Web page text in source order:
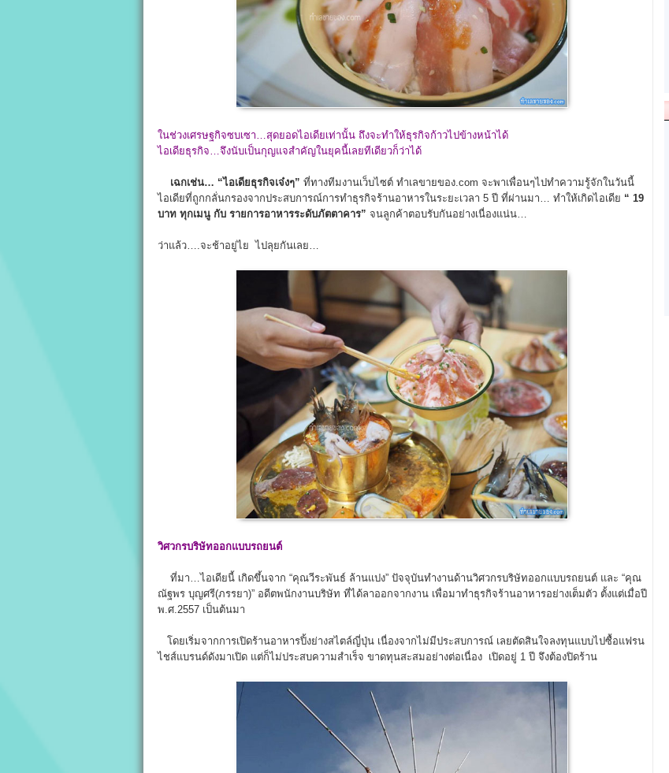
ในช่วงเศรษฐกิจซบเซา…สุดยอดไอเดียเท่านั้น ถึงจะทำให้ธุรกิจก้าวไปข้างหน้าได้
ไอเดียธุรกิจ…จึงนับเป็นกุญแจสำคัญในยุคนี้เลยทีเดียวก็ว่าได้
เฉกเช่น… “ไอเดียธุรกิจเจ๋งๆ” ที่ทางทีมงานเว็บไซต์ ทำเลขายของ.com จะพาเพื่อนๆไปทำความรู้จักในวันนี้
ไอเดียที่ถูกกลั่นกรองจากประสบการณ์การทำธุรกิจร้านอาหารในระยะเวลา 5 ปี ที่ผ่านมา… ทำให้เกิดไอเดีย “ 19
บาท ทุกเมนู กับ รายการอาหารระดับภัตตาคาร” จนลูกค้าตอบรับกันอย่างเนื่องแน่น…
ว่าแล้ว….จะช้าอยู่ไย ไปลุยกันเลย…
วิศวกรบริษัทออกแบบรถยนต์
ที่มา…ไอเดียนี้ เกิดขึ้นจาก “คุณวีระพันธ์ ล้านแปง” ปัจจุบันทำงานด้านวิศวกรบริษัทออกแบบรถยนต์ และ “คุณ
ณัฐพร บุญศรี(ภรรยา)” อดีตพนักงานบริษัท ที่ได้ลาออกจากงาน เพื่อมาทำธุรกิจร้านอาหารอย่างเต็มตัว ตั้งแต่เมื่อปี
พ.ศ.2557 เป็นต้นมา
โดยเริ่มจากการเปิดร้านอาหารปิ้งย่างสไตล์ญี่ปุ่น เนื่องจากไม่มีประสบการณ์ เลยตัดสินใจลงทุนแบบไปซื้อแฟรน
ไชส์แบรนด์ดังมาเปิด แต่ก็ไม่ประสบความสำเร็จ ขาดทุนสะสมอย่างต่อเนื่อง เปิดอยู่ 1 ปี จึงต้องปิดร้าน